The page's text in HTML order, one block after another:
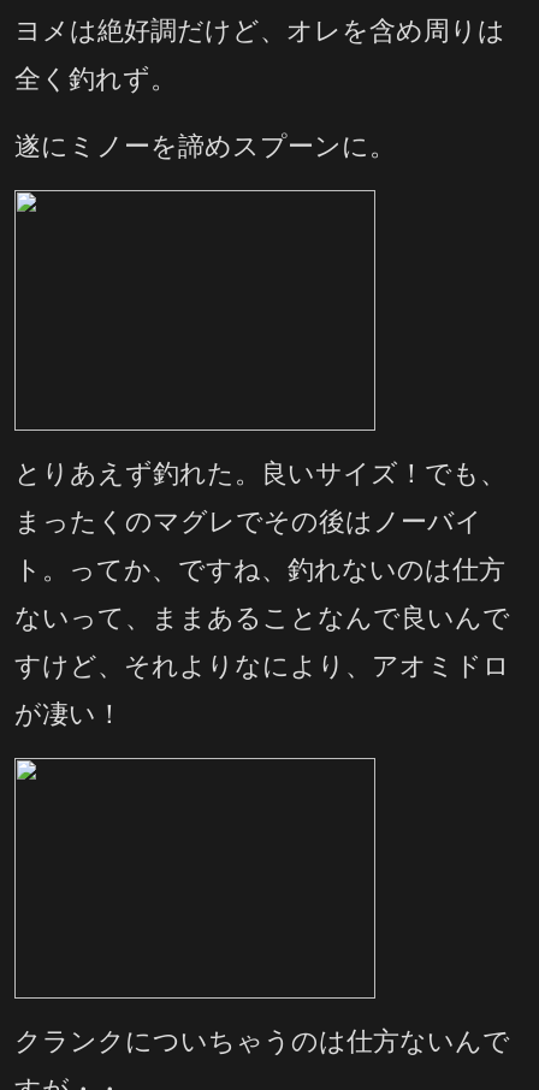
ヨメは絶好調だけど、オレを含め周りは
全く釣れず。
遂にミノーを諦めスプーンに。
とりあえず釣れた。良いサイズ！でも、
まったくのマグレでその後はノーバイ
ト。ってか、ですね、釣れないのは仕方
ないって、ままあることなんで良いんで
すけど、それよりなにより、アオミドロ
が凄い！
クランクについちゃうのは仕方ないんで